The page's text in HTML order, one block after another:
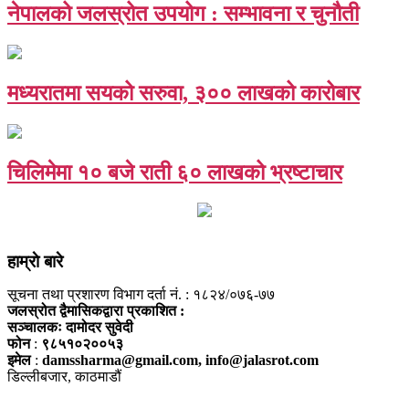
नेपालको जलस्रोत उपयोग : सम्भावना र चुनौती
मध्यरातमा सयको सरुवा, ३०० लाखको कारोबार
चिलिमेमा १० बजे राती ६० लाखको भ्रष्टाचार
हाम्राे बारे
सूचना तथा प्रशारण विभाग दर्ता नं. : १८२४/०७६-७७
जलस्रोत द्वैमासिकद्वारा प्रकाशित :
सञ्चालकः दामोदर सुवेदी
फोन : ९८५१०२००५३
इमेल: damssharma@gmail.com, info@jalasrot.com
डिल्लीबजार, काठमाडौं